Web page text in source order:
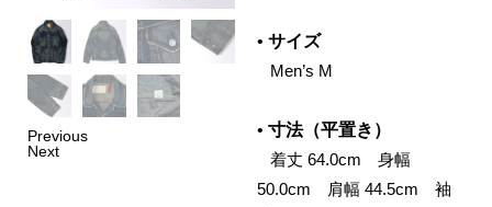
Previous
Next
• サイズ
‌ Men’s M
• 寸法（平置き）
‌ 着丈 64.0cm 身幅
50.0cm 肩幅 44.5cm 袖